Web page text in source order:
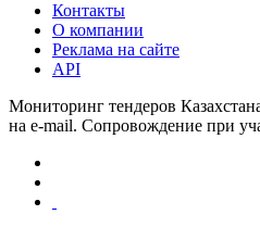
Контакты
О компании
Реклама на сайте
API
Мониторинг тендеров
на e-mail. Сопровождение при